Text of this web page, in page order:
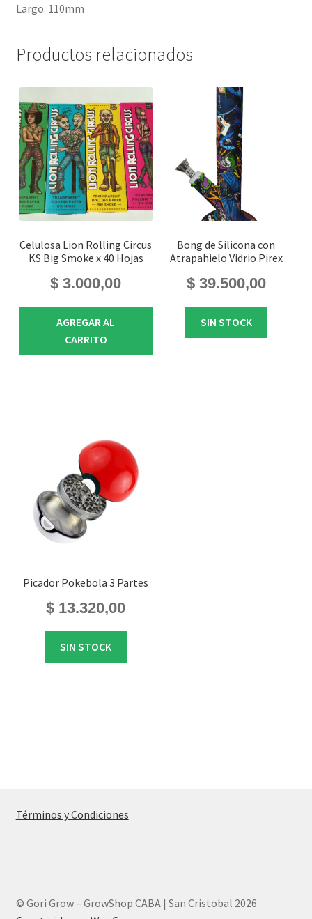
Largo: 110mm
Productos relacionados
Celulosa Lion Rolling Circus
KS Big Smoke x 40 Hojas
$ 3.000,00
AGREGAR AL
CARRITO
Bong de Silicona con
Atrapahielo Vidrio Pirex
$39.500,00
SIN STOCK
Picador Pokebola 3 Partes
$ 13.320,00
SIN STOCK
Términos y Condiciones
© Gori Grow – GrowShop CABA | San Cristobal 2026